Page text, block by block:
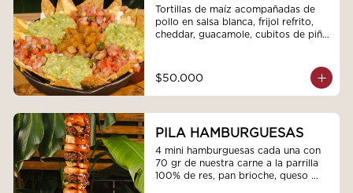
Tortillas de maíz acompañadas de
pollo en salsa blanca, frijol refrito,
cheddar, guacamole, cubitos de piña
$50.000
PILA HAMBURGUESAS
4 mini hamburguesas cada una con
70 gr de nuestra carne a la parrilla
100% de res, pan brioche, queso